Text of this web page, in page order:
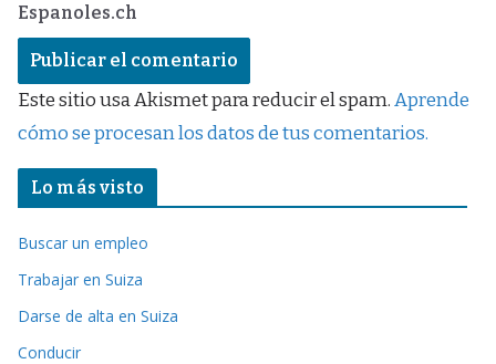
Espanoles.ch
Este sitio usa Akismet para reducir el spam.Aprende
cómo se procesan los datos de tus comentarios.
Lo más visto
Buscar un empleo
Trabajar en Suiza
Darse de alta en Suiza
Conducir